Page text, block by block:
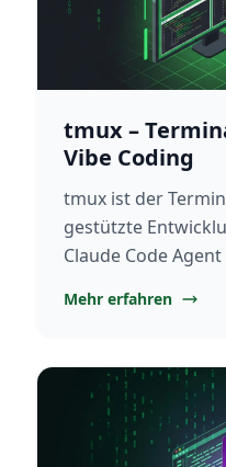
tmux –
Vibe Coding
tmux ist der
gestützte
Claude Code
Mehr erfahren